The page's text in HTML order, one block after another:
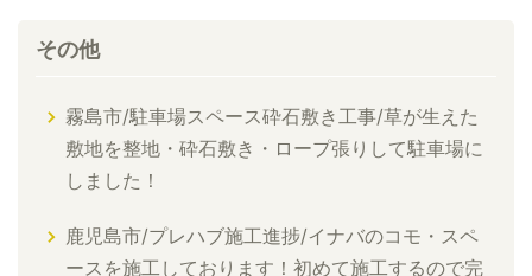
その他
霧島市/駐車場スペース砕石敷き工事/草が生えた
敷地を整地・砕石敷き・ロープ張りして駐車場に
しました！
鹿児島市/プレハブ施工進捗/イナバのコモ・スペ
ースを施工しております！初めて施工するので完